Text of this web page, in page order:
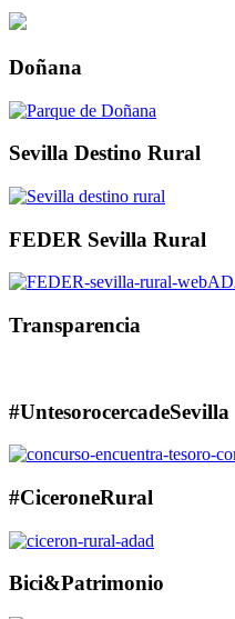
Doñana
Sevilla Destino Rural
FEDER Sevilla Rural
Transparencia
#UntesorocercadeSevilla
#CiceroneRural
Bici&Patrimonio